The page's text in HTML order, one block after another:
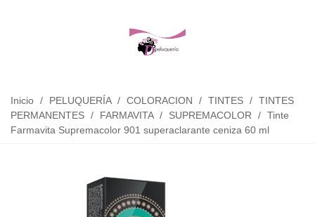
Inicio / PELUQUERÍA / COLORACION / TINTES / TINTES
PERMANENTES / FARMAVITA / SUPREMACOLOR / Tinte
Farmavita Supremacolor 901 superaclarante ceniza 60 ml